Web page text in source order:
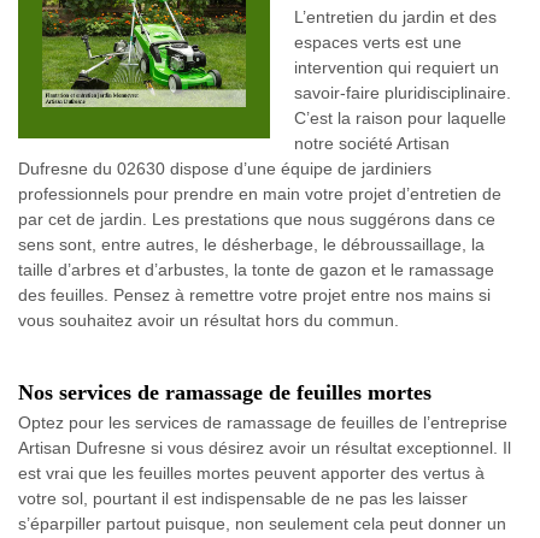
L’entretien du jardin et des
espaces verts est une
intervention qui requiert un
savoir-faire pluridisciplinaire.
C’est la raison pour laquelle
notre société Artisan
Dufresne du 02630 dispose d’une équipe de jardiniers
professionnels pour prendre en main votre projet d’entretien de
par cet de jardin. Les prestations que nous suggérons dans ce
sens sont, entre autres, le désherbage, le débroussaillage, la
taille d’arbres et d’arbustes, la tonte de gazon et le ramassage
des feuilles. Pensez à remettre votre projet entre nos mains si
vous souhaitez avoir un résultat hors du commun.
Nos services de ramassage de feuilles mortes
Optez pour les services de ramassage de feuilles de l’entreprise
Artisan Dufresne si vous désirez avoir un résultat exceptionnel. Il
est vrai que les feuilles mortes peuvent apporter des vertus à
votre sol, pourtant il est indispensable de ne pas les laisser
s’éparpiller partout puisque, non seulement cela peut donner un